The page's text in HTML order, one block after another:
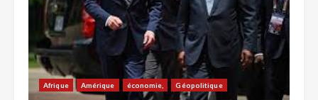
Afrique Amérique économie, Géopolitique